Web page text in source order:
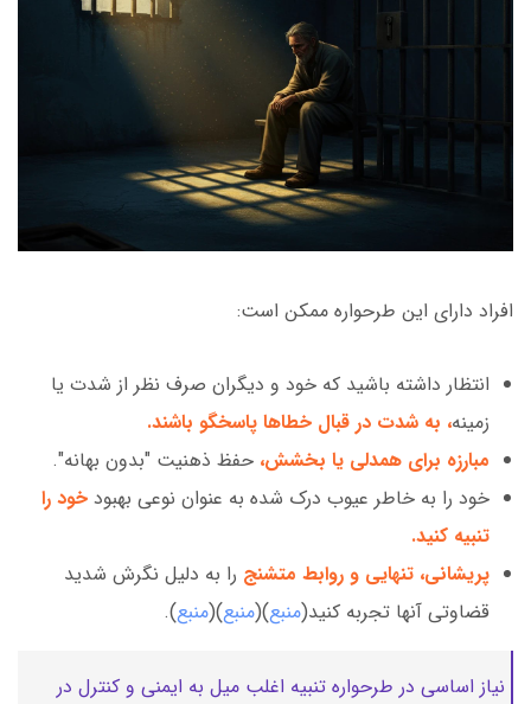
افراد دارای این طرحواره ممکن است:
انتظار داشته باشید که خود و دیگران صرف نظر از شدت یا
زمینه، به شدت در قبال خطاها پاسخگو باشند.
مبارزه برای همدلی یا بخشش، حفظ ذهنیت "بدون بهانه".
خود را به خاطر عیوب درک شده به عنوان نوعی بهبود خود را
تنبیه کنید.
پریشانی، تنهایی و روابط متشنج را به دلیل نگرش شدید
قضاوتی آنها تجربه کنید(منبع)(منبع)(منبع).
نیاز اساسی در طرحواره تنبیه اغلب میل به ایمنی و کنترل در